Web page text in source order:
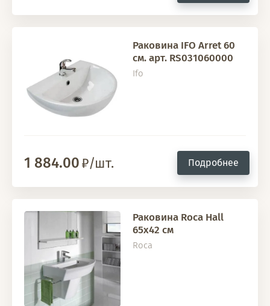
Раковина IFO Arret 60
см. арт. RS031060000
Ifо
1 884.00 /шт. Подробнее
Раковина Roca Hall
65х42 см
Roca